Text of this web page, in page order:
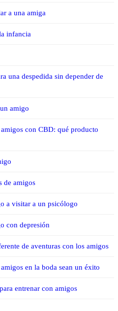
a una amiga
infancia
una despedida sin depender de
amigo
con CBD: qué producto
de amigos
a visitar a un psicólogo
con depresión
de aventuras con los amigos
en la boda sean un éxito
entrenar con amigos